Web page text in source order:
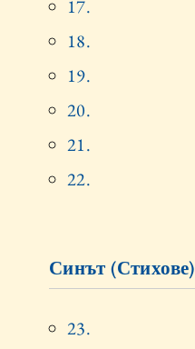
17.
18.
19.
20.
21.
22.
Синът (Стихове)
23.